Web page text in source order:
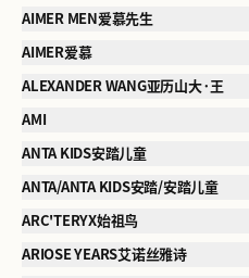
AIMER MEN爱慕先生
AIMER爱慕
ALEXANDER WANG亚历山大·王
AMI
ANTA KIDS安踏儿童
ANTA/ANTA KIDS安踏/安踏儿童
ARC'TERYX始祖鸟
ARIOSE YEARS艾诺丝雅诗